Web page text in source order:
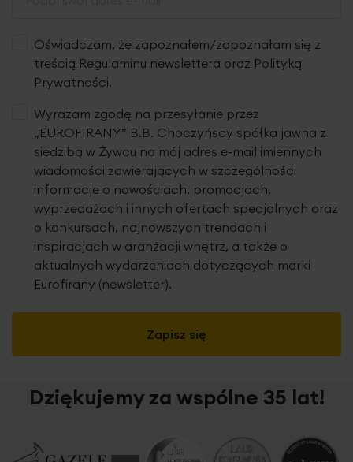
Oświadczam, że zapoznałem/zapoznałam się z
treścią Regulaminu newslettera oraz Polityką
Prywatności.
Zapisz się
Wyrażam zgodę na przesyłanie przez
„EUROFIRANY” B.B. Choczyńscy spółka jawna z
siedzibą w Żywcu na mój adres e-mail imiennych
wiadomości zawierających w szczególności
informacje o nowościach, promocjach,
wyprzedażach i innych ofertach specjalnych oraz
o konkursach, najnowszych trendach i
inspiracjach w aranżacji wnętrz, a także o
aktualnych wydarzeniach dotyczących marki
Eurofirany (newsletter).
Dziękujemy za wspólne 35 lat!